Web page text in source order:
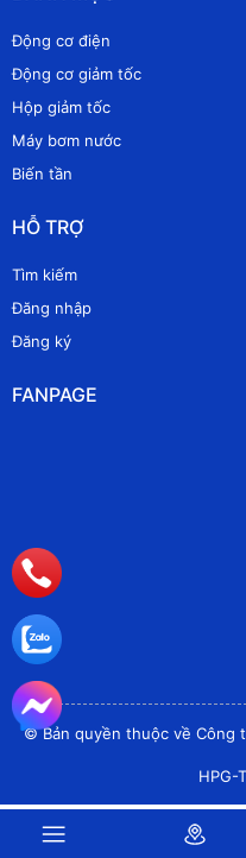
Động cơ điện
Động cơ giảm tốc
Hộp giảm tốc
Máy bơm nước
Biến tần
HỖ TRỢ
Tìm kiếm
Đăng nhập
Đăng ký
FANPAGE
© Bản quyền thuộc về Công
HPG-